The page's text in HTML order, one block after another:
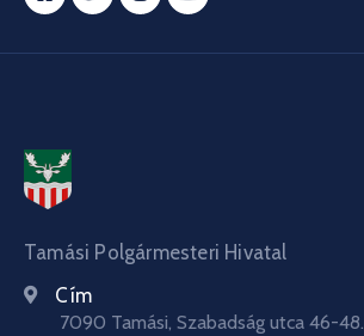
Tamási Polgármesteri Hivatal
Cím
7090 Tamási, Szabadság utca 46-48.